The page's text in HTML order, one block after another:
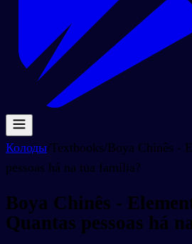
Колоды/Textbooks/Boya Chinês -
pessoas há na tua família?
Boya Chinês -
Quantas pessoas há